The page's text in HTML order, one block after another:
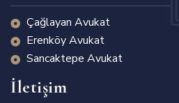
Çağlayan Avukat
Erenköy Avukat
Sancaktepe Avukat
İletişim